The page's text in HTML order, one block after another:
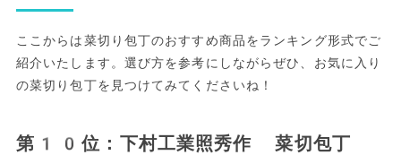
ここからは菜切り包丁のおすすめ商品をランキング形式でご
紹介いたします。選び方を参考にしながらぜひ、お気に入り
の菜切り包丁を見つけてみてくださいね！
第10位：下村工業照秀作 菜切包丁